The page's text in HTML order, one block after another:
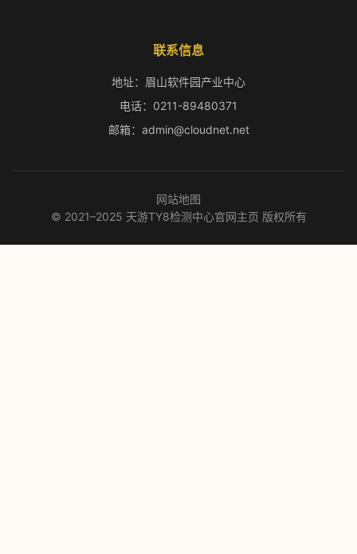
联系信息
地址：眉山软件园产业中心
电话：0211-89480371
邮箱：admin@cloudnet.net
网站地图
© 2021–2025 天游TY8检测中心官网主页 版权所有